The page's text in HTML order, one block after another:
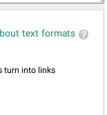
text formats
turn into links